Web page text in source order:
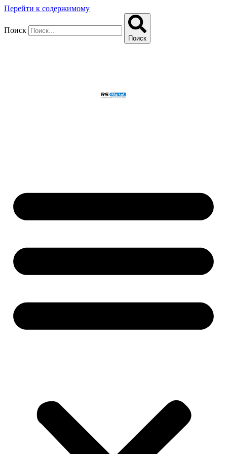
Перейти к содержимому
Поиск
Поиск